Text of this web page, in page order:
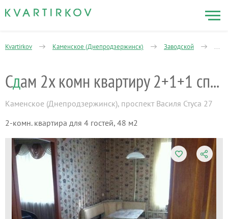
Kvartirkov Каменское (Днепродзержинск) Заводской
Сд ам 2х комн квартиру 2+1+1 спальныхмест
Каменское (Днепродзержинск), проспект Василя Стуса 27
2-комн. квартира для 4 гостей, 48 м2